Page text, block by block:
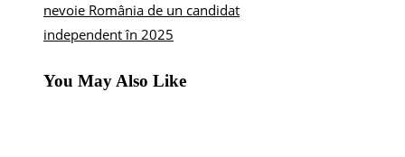
nevoie România de un candidat
independent în 2025
You May Also Like